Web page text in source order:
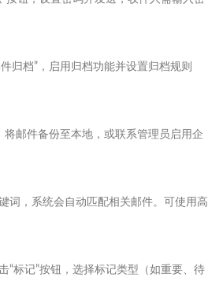
归档”，启用归档功能并设置归档规则
邮件备份至本地，或联系管理员启用企
词，系统会自动匹配相关邮件。可使用高
“标记”按钮，选择标记类型（如重要、待